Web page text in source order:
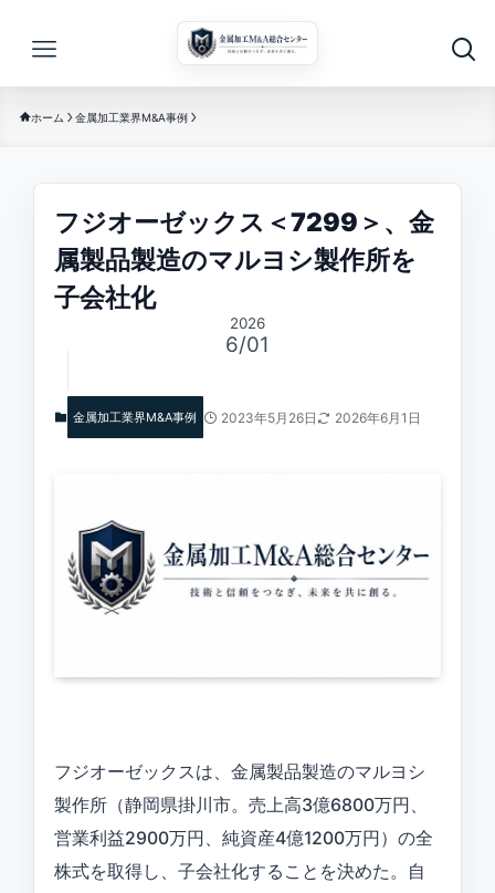
ホーム 金属加工業界M&A事例
フジオーゼックス＜7299＞、金
属製品製造のマルヨシ製作所を
子会社化
2026
6/01
金属加工業界M&A事例 2023年5月26日 2026年6月1日
フジオーゼックスは、金属製品製造のマルヨシ
製作所（静岡県掛川市。売上高3億6800万円、
営業利益2900万円、純資産4億1200万円）の全
株式を取得し、子会社化することを決めた。自